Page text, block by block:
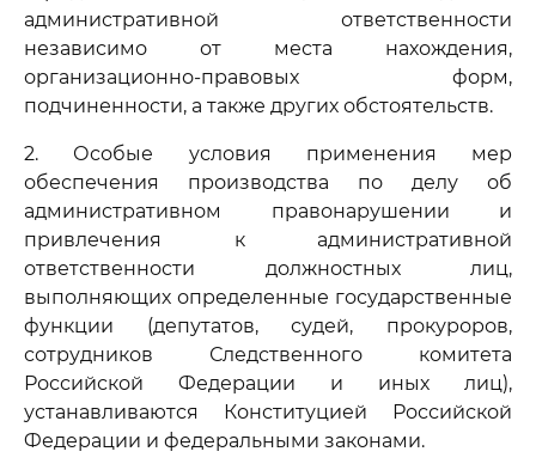
административной ответственности
независимо от места нахождения,
организационно-правовых форм,
подчиненности, а также других обстоятельств.
2. Особые условия применения мер
обеспечения производства по делу об
административном правонарушении и
привлечения к административной
ответственности должностных лиц,
выполняющих определенные государственные
функции (депутатов, судей, прокуроров,
сотрудников Следственного комитета
Российской Федерации и иных лиц),
устанавливаются Конституцией Российской
Федерации и федеральными законами.